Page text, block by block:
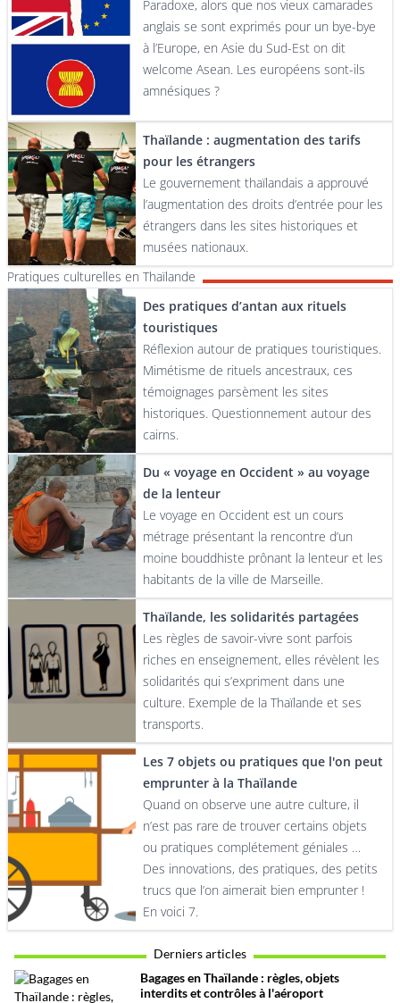
Paradoxe, alors que nos vieux camarades
anglais se sont exprimés pour un bye-bye
à l’Europe, en Asie du Sud-Est on dit
welcome Asean. Les européens sont-ils
amnésiques ?
Thaïlande : augmentation des tarifs
pour les étrangers
Le gouvernement thaïlandais a approuvé
l’augmentation des droits d’entrée pour les
étrangers dans les sites historiques et
musées nationaux.
Pratiques culturelles en Thaïlande
Des pratiques d’antan aux rituels
touristiques
Réflexion autour de pratiques touristiques.
Mimétisme de rituels ancestraux, ces
témoignages parsèment les sites
historiques. Questionnement autour des
cairns.
Du « voyage en Occident » au voyage
de la lenteur
Le voyage en Occident est un cours
métrage présentant la rencontre d’un
moine bouddhiste prônant la lenteur et les
habitants de la ville de Marseille.
Thaïlande, les solidarités partagées
Les règles de savoir-vivre sont parfois
riches en enseignement, elles révèlent les
solidarités qui s’expriment dans une
culture. Exemple de la Thaïlande et ses
transports.
Les 7 objets ou pratiques que l'on peut
emprunter à la Thaïlande
Quand on observe une autre culture, il
n’est pas rare de trouver certains objets
ou pratiques complétement géniales …
Des innovations, des pratiques, des petits
trucs que l’on aimerait bien emprunter !
En voici 7.
Derniers articles
Bagages en Thaïlande : règles, objets
interdits et contrôles à l'aéroport